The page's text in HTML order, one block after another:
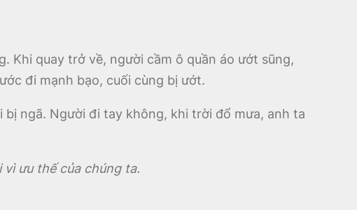
Khi quay trở về, người cầm ô quần áo ướt sũng,
đi mạnh bạo, cuối cùng bị ướt.
ngã. Người đi tay không, khi trời đổ mưa, anh ta
ưu thế của chúng ta.